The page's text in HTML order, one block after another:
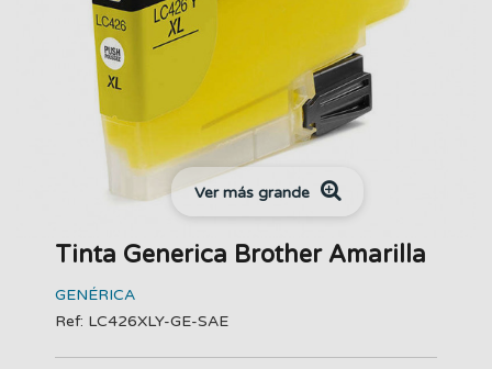
Ver más grande
Tinta Generica Brother Amarilla
GENÉRICA
Ref: LC426XLY-GE-SAE